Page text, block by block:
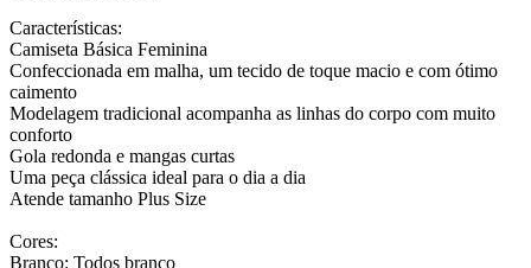
Características:
Camiseta Básica Feminina
Confeccionada em malha, um tecido de toque macio e com ótimo
caimento
Modelagem tradicional acompanha as linhas do corpo com muito
conforto
Gola redonda e mangas curtas
Uma peça clássica ideal para o dia a dia
Atende tamanho Plus Size
Cores:
Branco: Todos branco